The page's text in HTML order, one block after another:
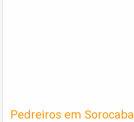
Pedreiros em Sorocaba